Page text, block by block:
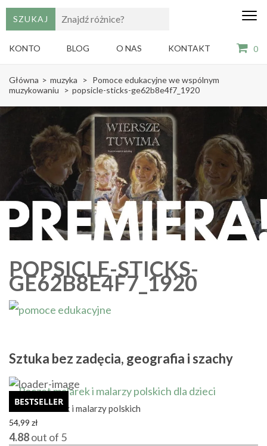
KONTO BLOG O NAS KONTAKT 0
to
(Press
Gry,
i
książki
Główna > muzyka > Pomoce edukacyjne we wspólnym
muzykowaniu
> popsicle-sticks-ge62b8e4f7_1920
POPSICLE-STICKS-
GE62B8E4F7_1920
Sztuka bez zadęcia, geografia i szachy
BESTSELLER
Poczet malarek i malarzy polskich
54,99 zł
4.88out of 5